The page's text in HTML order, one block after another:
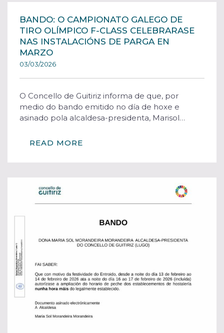
BANDO: O CAMPIONATO GALEGO DE
TIRO OLÍMPICO F-CLASS CELEBRARASE
NAS INSTALACIÓNS DE PARGA EN
MARZO
03/03/2026
O Concello de Guitiriz informa de que, por
medio do bando emitido no día de hoxe e
asinado pola alcaldesa-presidenta, Marisol…
READ MORE